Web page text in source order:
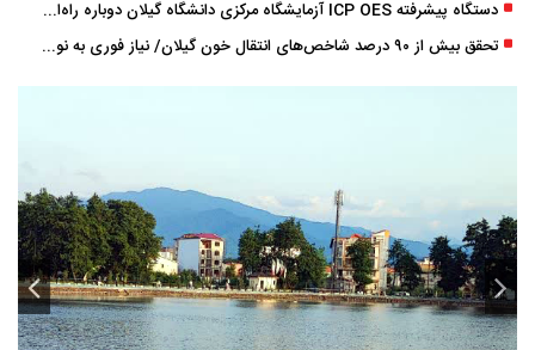
دستگاه پیشرفته ICP OES آزمایشگاه مرکزی دانشگاه گیلان دوباره راه‌اندازی شد
تحقق بیش از ۹۰ درصد شاخص‌های انتقال خون گیلان/ نیاز فوری به نوسازی تجهیزات آزمایشگاهی